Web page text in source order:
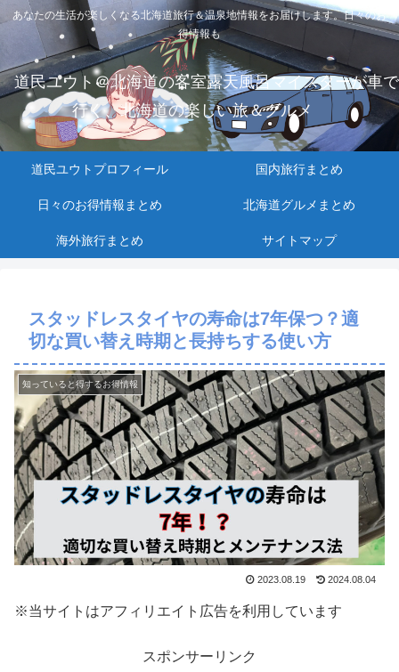
あなたの生活が楽しくなる北海道旅行＆温泉地情報をお届けします。日々のお
得情報も
道民ユウト＠北海道の客室露天風呂マイスターが車で
行く、北海道の楽しい旅＆グルメ
道民ユウトプロフィール 国内旅行まとめ
日々のお得情報まとめ 北海道グルメまとめ
海外旅行まとめ サイトマップ
スタッドレスタイヤの寿命は7年保つ？適
切な買い替え時期と長持ちする使い方
知っていると得するお得情報
2023.08.19 2024.08.04
※当サイトはアフィリエイト広告を利用しています
スポンサーリンク